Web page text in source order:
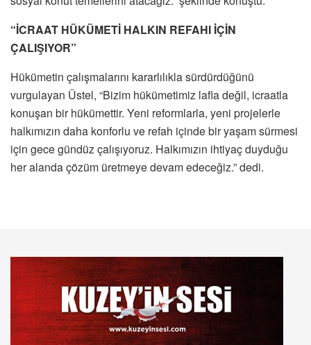
“İCRAAT HÜKÜMETİ HALKIN REFAHI İÇİN
ÇALIŞIYOR”
Hükümetin çalışmalarını kararlılıkla sürdürdüğünü
vurgulayan Üstel, “Bizim hükümetimiz lafla değil, icraatla
konuşan bir hükümettir. Yeni reformlarla, yeni projelerle
halkımızın daha konforlu ve refah içinde bir yaşam sürmesi
için gece gündüz çalışıyoruz. Halkımızın ihtiyaç duyduğu
her alanda çözüm üretmeye devam edeceğiz.” dedi.